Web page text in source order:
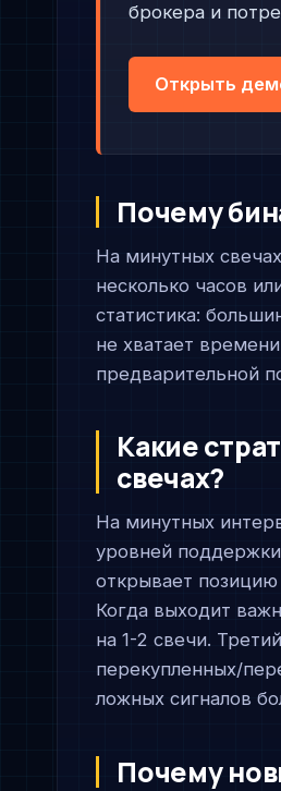
брокера и
Открыть
Почему
На минутных
несколько часов
статистика:
не хватает
предварительной
Какие
свечах?
На минутных
уровней
открывает
Когда выходит
на 1-2 свечи.
перекупленных/
ложных сигналов
Почему